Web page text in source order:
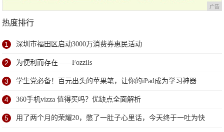
广告
热度排行
1 深圳市福田区启动3000万消费券惠民活动
2 为便利而存在——Fozzils
3 学生党必备！百元出头的苹果笔，让你的iPad成为学习神器
4 360手机vizza 值得买吗？优缺点全面解析
5 用了两个月的荣耀20，憋了一肚子心里话，今天终于一吐为快